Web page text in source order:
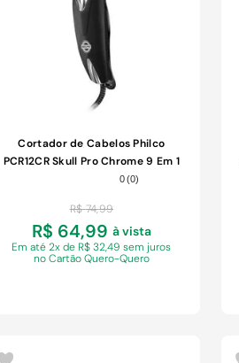
Cortador de Cabelos Philco
PCR12CR Skull Pro Chrome 9 Em 1
0(0)
R$ 74,99
R$ 64,99 à vista
Ematé 2x de R$ 32,49 sem juros
no Cartão Quero-Quero